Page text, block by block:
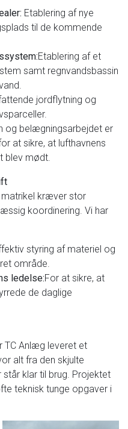
Etablering af nye
til de kommende
Etablering af et
samt regnvandsbassin
jordflytning og
og belægningsarbejdet er
at sikre, at lufthavnens
blev mødt.
matrikel kræver stor
koordinering. Vi har
styring af materiel og
område.
ledelse:For at sikre, at
de daglige
TC Anlæg leveret et
alt fra den skjulte
klar til brug. Projektet
teknisk tunge opgaver i